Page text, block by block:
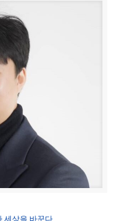
세상을 바꾼다